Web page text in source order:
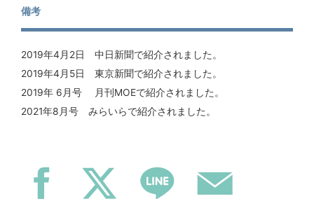
備考
2019年4月2日 中日新聞で紹介されました。
2019年4月5日 東京新聞で紹介されました。
2019年 6月号 月刊MOEで紹介されました。
2021年8月号 みらいらで紹介されました。